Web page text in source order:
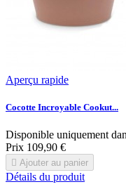
Aperçu rapide
Cocotte Incroyable Cookut...
Disponible uniquement
Prix 109,90 €
 Ajouter au panier
Détails du produit